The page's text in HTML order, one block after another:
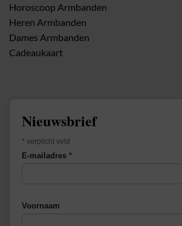
Horoscoop Armbanden
Heren Armbanden
Dames Armbanden
Cadeaukaart
Nieuwsbrief
* verplicht veld
E-mailadres *
Voornaam